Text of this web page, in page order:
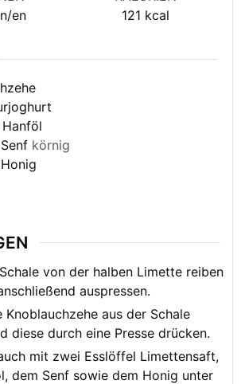
en
121 kcal
Hanföl
Senf körnig
Honig
von der halben Limette reiben
auspressen.
Knoblauchzehe aus der Schale
diese durch eine Presse drücken.
mit zwei Esslöffel Limettensaft,
dem Senf sowie dem Honig unter